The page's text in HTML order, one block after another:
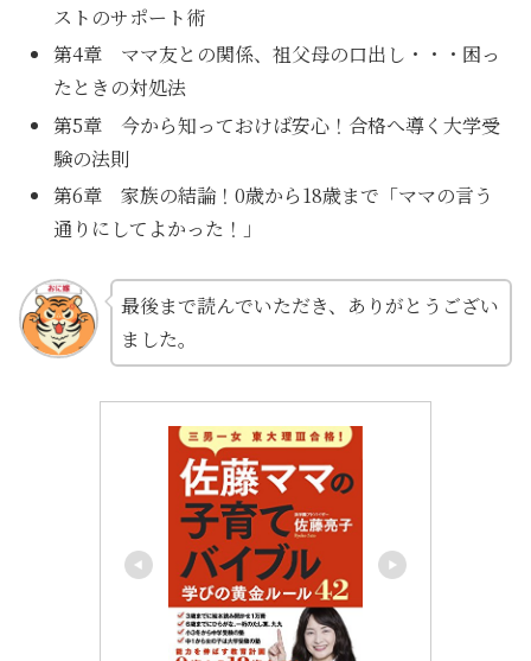
ストのサポート術
第4章 ママ友との関係、祖父母の口出し・・・困っ
たときの対処法
第5章 今から知っておけば安心！合格へ導く大学受
験の法則
第6章 家族の結論！0歳から18歳まで「ママの言う
通りにしてよかった！」
最後まで読んでいただき、ありがとうござい
ました。